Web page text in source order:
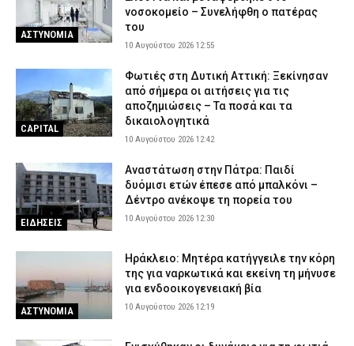
Ηλείας – Επιχειρούν μόνο επίγειες δυνάμεις
ΕΙΔΗΣΕΙΣ 9 Αυγούστου 2026 22:19
ΑΣΤΥΝΟΜΙΑ
νοσοκομείο – Συνελήφθη ο πατέρας
του
10 Αυγούστου 2026 12:55
CAPITAL
Φωτιές στη Δυτική Αττική: Ξεκίνησαν
από σήμερα οι αιτήσεις για τις
αποζημιώσεις – Τα ποσά και τα
δικαιολογητικά
10 Αυγούστου 2026 12:42
ΕΙΔΗΣΕΙΣ
Αναστάτωση στην Πάτρα: Παιδί
δυόμισι ετών έπεσε από μπαλκόνι –
Δέντρο ανέκοψε τη πορεία του
10 Αυγούστου 2026 12:30
ΑΣΤΥΝΟΜΙΑ
Ηράκλειο: Μητέρα κατήγγειλε την κόρη
της για ναρκωτικά και εκείνη τη μήνυσε
για ενδοοικογενειακή βία
10 Αυγούστου 2026 12:19